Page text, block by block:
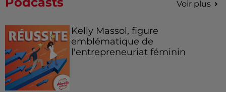
Voir plus
Kelly Massol, figure
emblématique de
l'entrepreneuriat féminin